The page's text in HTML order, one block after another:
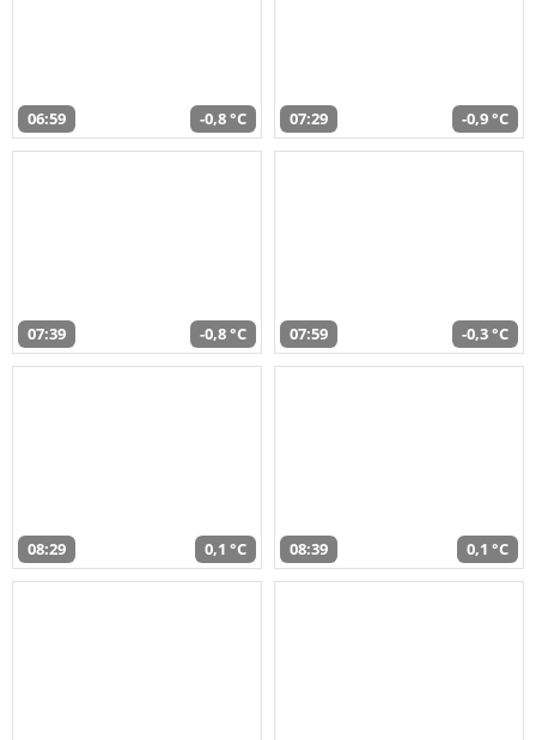
06:59 -0,8 °C 07:29 -0,9 °C
07:39 -0,8 °C 07:59 -0,3 °C
08:29 0,1 °C 08:39 0,1 °C